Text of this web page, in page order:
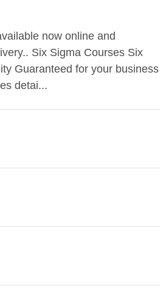
now online and
Six Sigma Courses Six
Guaranteed for your business
detai...